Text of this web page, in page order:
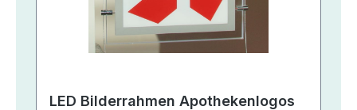
LED Bilderrahmen Apothekenlogos